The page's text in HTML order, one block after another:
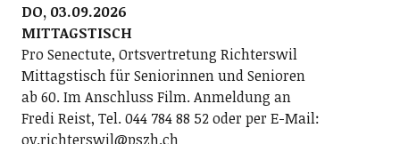
DO, 03.09.2026
MITTAGSTISCH
Pro Senectute, Ortsvertretung Richterswil
Mittagstisch für Seniorinnen und Senioren
ab 60. Im Anschluss Film. Anmeldung an
Fredi Reist, Tel. 044 784 88 52 oder per E-Mail:
ov.richterswil@pszh.ch